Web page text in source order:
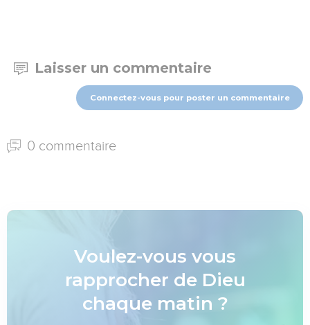
Laisser un commentaire
Connectez-vous pour poster un commentaire
0 commentaire
Voulez-vous vous
rapprocher de Dieu
chaque matin ?